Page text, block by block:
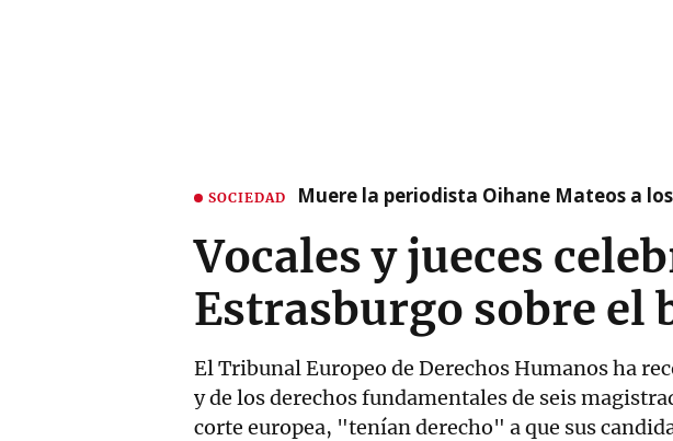
SOCIEDAD Muere la periodista Oihane Mateos a
Vocales y jueces
Estrasburgo sobre el
El Tribunal Europeo de Derechos Humanos ha
y de los derechos fundamentales de seis
corte europea, "tenían derecho" a que sus